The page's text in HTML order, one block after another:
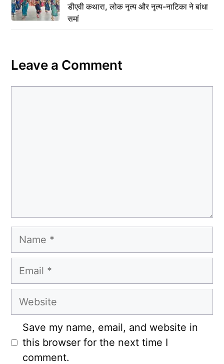
डीएवी कथारा, लोक नृत्य और नृत्य-नाटिका ने बांधा
समां
Leave a Comment
Name
Email
Website
Save my name, email, and website in
this browser for the next time I
comment.